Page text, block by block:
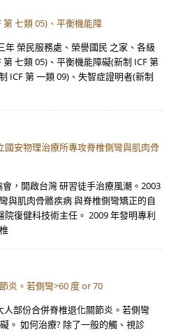
七類 05)、平衡機能障
年 榮民服務處、榮譽國民 之家、各級
七類 05)、平衡機能障礙(新制 ICF 第
ICF 第 一類 09)、失智症證明者(新制
安物理治療所專攻脊椎側彎與肌肉骨
，開啟台灣 研習徒手治療風潮。2003
與肌肉骨骼疾病 與脊椎側彎矯正的自
復健科技術主任。 2009 年發明專利
炎。若側彎>60 度 or 70
部份合併脊椎退化關節炎。若側彎
。 如何治療? 除了一般的觸、視診